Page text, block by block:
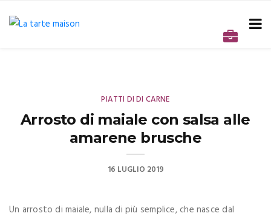
PIATTI DI DI CARNE
Arrosto di maiale con salsa alle
amarene brusche
16 LUGLIO 2019
Un arrosto di maiale, nulla di più semplice, che nasce dal